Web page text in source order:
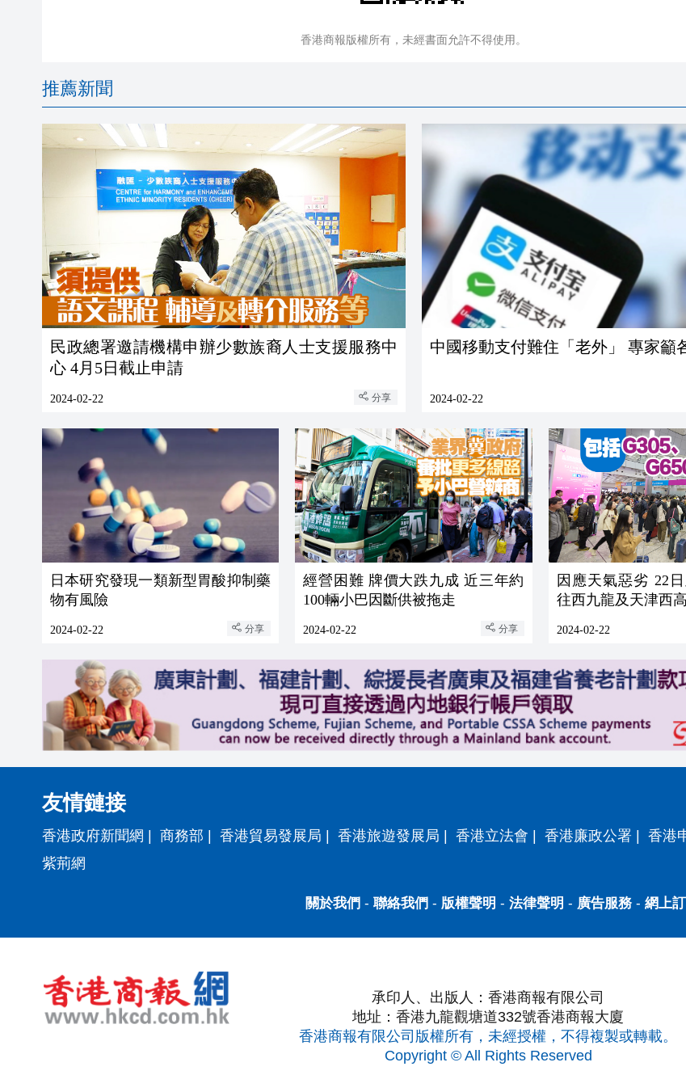
香港商報版權所有，未經書面允許不得使用。
推薦新聞
民政總署邀請機構申辦少數族裔人士支援服務中
心 4月5日截止申請
2024-02-22 分享
中國移動支付難
2024-02-22
日本研究發現一類新型胃酸抑制藥
物有風險
2024-02-22 分享
經營困難 牌價大跌九成 近三年約
100輛小巴因斷供被拖走
2024-02-22 分享
因應天氣惡劣 22
往西九龍及天津西
2024-02-22
友情鏈接
香港政府新聞網 商務部 香港貿易發展局 香港旅遊發展局 香港立法會 香港廉政公署 香港
紫荊網
關於我們 - 聯絡我們 - 版權聲明 - 法律聲明 - 廣告服務- 網上
承印人、出版人：香港商報有限公司
地址：香港九龍觀塘道332號香港商報大廈
香港商報有限公司版權所有，未經授權，不得複製或轉載。
Copyright © All Rights Reserved